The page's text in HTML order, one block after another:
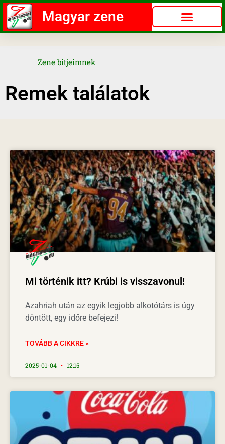
Magyar zene
Zene bitjeimnek
Remek találatok
Mi történik itt? Krúbi is visszavonul!
Azahriah után az egyik legjobb alkotótárs is úgy
döntött, egy időre befejezi!
TOVÁBB A CIKKRE »
2025-01-04 12:15